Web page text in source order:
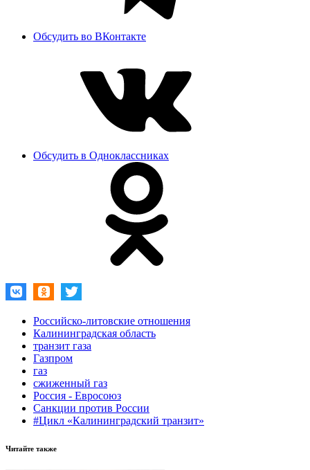
Обсудить во ВКонтакте
Обсудить в Одноклассниках
Российско-литовские отношения
Калининградская область
транзит газа
Газпром
газ
сжиженный газ
Россия - Евросоюз
Санкции против России
#Цикл «Калининградский транзит»
Читайте также